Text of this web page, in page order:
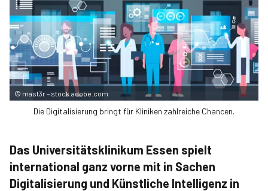
© mast3r – stock.adobe.com
Die Digitalisierung bringt für Kliniken zahlreiche Chancen.
Das Universitätsklinikum Essen spielt
international ganz vorne mit in Sachen
Digitalisierung und Künstliche Intelligenz in